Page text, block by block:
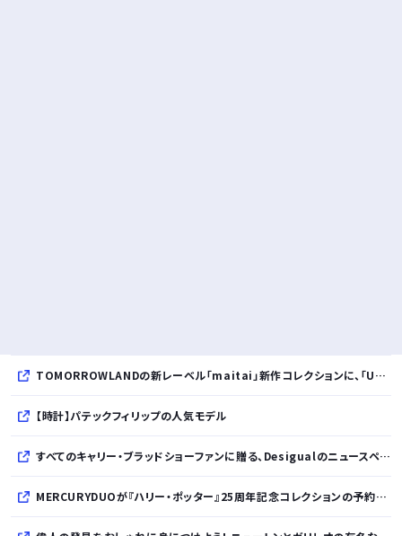
TOMORROWLANDの新レーベル「maitai」新作コレクションに、「UNDYED」の素材が採用
【時計】パテックフィリップの人気モデル
すべてのキャリー・ブラッドショーファンに贈る、Desigualのニュースペーパープリントコレクション
MERCURYDUOが『ハリー・ポッター』25周年記念コレクションの予約を開始